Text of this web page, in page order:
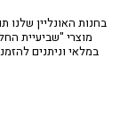
בחנות האונליין שלנו
מוצרי "שביעיית
במלאי וניתנים